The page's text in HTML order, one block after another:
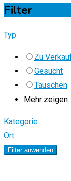
Filter
Typ
Zu
Gesucht
Tauschen
Mehr zeigen
Kategorie
Ort
Filter anwenden